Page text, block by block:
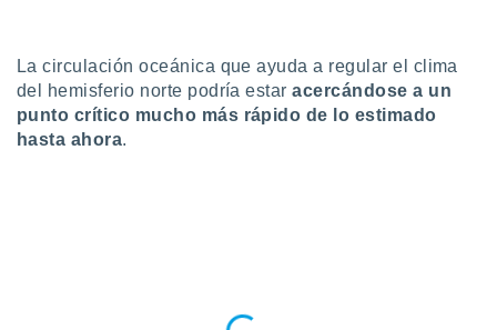
más
nuestra
y
La circulación oceánica que ayuda a regular el clima
del hemisferio norte podría estaracercándose a un
punto crítico mucho más rápido de lo estimado
hasta ahora.